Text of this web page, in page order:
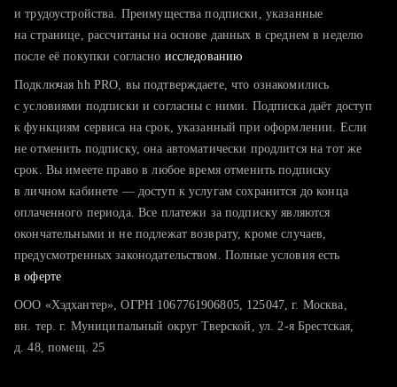
тратите много времени на поиск и вручную поднимаете
хотите сравнить себя с конкурентами и оценить шансы
и трудоустройства. Преимущества подписки, указанные
на странице, рассчитаны на основе данных в среднем в неделю
после её покупки согласно исследованию
Подключая hh PRO, вы подтверждаете, что ознакомились
с условиями подписки и согласны с ними. Подписка даёт доступ
к функциям сервиса на срок, указанный при оформлении. Если
не отменить подписку, она автоматически продлится на тот же
срок. Вы имеете право в любое время отменить подписку
в личном кабинете — доступ к услугам сохранится до конца
оплаченного периода. Все платежи за подписку являются
окончательными и не подлежат возврату, кроме случаев,
предусмотренных законодательством. Полные условия есть
в оферте
ООО «Хэдхантер», ОГРН 1067761906805, 125047, г. Москва,
вн. тер. г. Муниципальный округ Тверской, ул. 2-я Брестская,
д. 48, помещ. 25